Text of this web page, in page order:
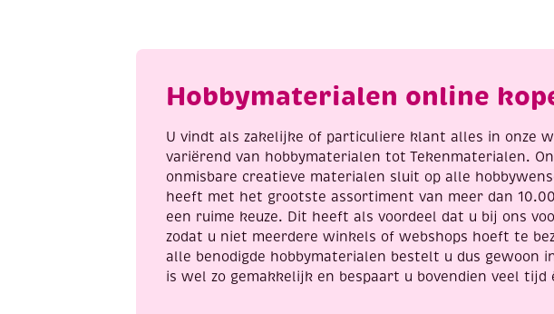
Hobbymaterialen online
U vindt als zakelijke of particuliere klant alles in onze
variërend van hobbymaterialen tot Tekenmaterialen.
onmisbare creatieve materialen sluit op alle
heeft met het grootste assortiment van meer dan
een ruime keuze. Dit heeft als voordeel dat u bij ons
zodat u niet meerdere winkels of webshops hoeft te
alle benodigde hobbymaterialen bestelt u dus gewoon
is wel zo gemakkelijk en bespaart u bovendien veel tijd